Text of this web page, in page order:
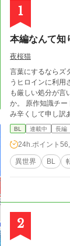
1
本編なんて知
夜桜猫
言葉にするならズ
うヒロインに利用
も厳しい処分が言
か。 原作知識チートと固有ス
み辛くして申し訳
い場合はお知らせ
BL 連載中 長編
24h.ポイント
異世界 BL
2